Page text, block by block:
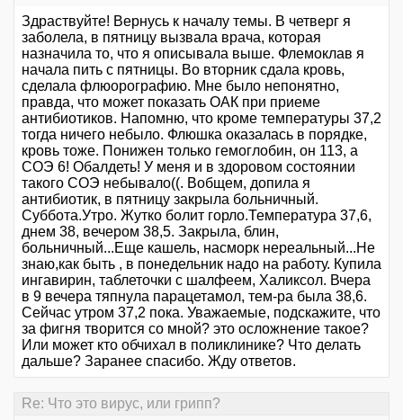
Здраствуйте! Вернусь к началу темы. В четверг я
заболела, в пятницу вызвала врача, которая
назначила то, что я описывала выше. Флемоклав я
начала пить с пятницы. Во вторник сдала кровь,
сделала флюорографию. Мне было непонятно,
правда, что может показать ОАК при приеме
антибиотиков. Напомню, что кроме температуры 37,2
тогда ничего небыло. Флюшка оказалась в порядке,
кровь тоже. Понижен только гемоглобин, он 113, а
СОЭ 6! Обалдеть! У меня и в здоровом состоянии
такого СОЭ небывало((. Вобщем, допила я
антибиотик, в пятницу закрыла больничный.
Суббота.Утро. Жутко болит горло.Температура 37,6,
днем 38, вечером 38,5. Закрыла, блин,
больничный...Еще кашель, насморк нереальный...Не
знаю,как быть , в понедельник надо на работу. Купила
ингавирин, таблеточки с шалфеем, Халиксол. Вчера
в 9 вечера тяпнула парацетамол, тем-ра была 38,6.
Сейчас утром 37,2 пока. Уважаемые, подскажите, что
за фигня творится со мной? это осложнение такое?
Или может кто обчихал в поликлинике? Что делать
дальше? Заранее спасибо. Жду ответов.
Re: Что это вирус, или грипп?